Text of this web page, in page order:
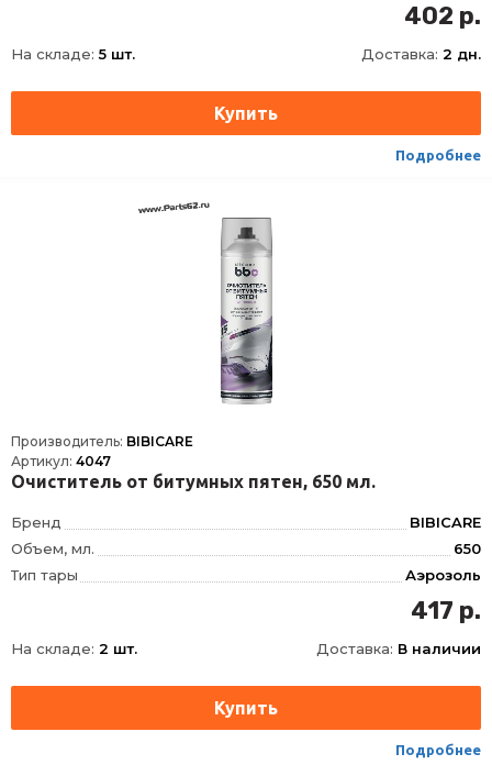
402 р.
На складе:5 шт. Доставка: 2 дн.
Подробнее
Производитель: BIBICARE
Артикул: 4047
Очиститель от битумных пятен, 650 мл.
Бренд
BIBICARE
Объем, мл.
650
Тип тары
Аэрозоль
417 р.
На складе: 2 шт. Доставка: В наличии
Подробнее